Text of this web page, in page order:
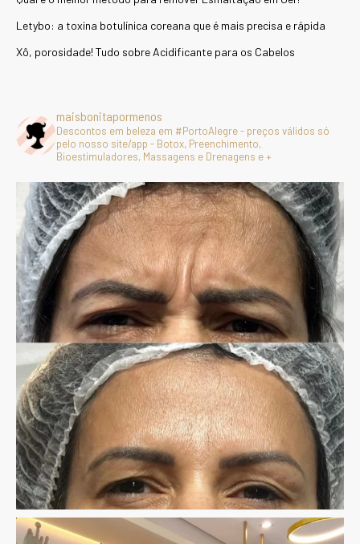
Letybo: a toxina botulínica coreana que é mais precisa e rápida
Xô, porosidade! Tudo sobre Acidificante para os Cabelos
maisbonitapormenos
Descontos em beleza em #PortoAlegre - preços válidos só
pelo nosso site/app - Botox, Preenchimento,
Bioestimuladores, Massagens e Drenagens e +